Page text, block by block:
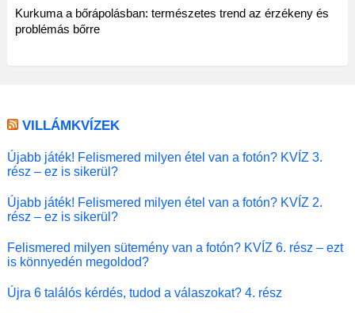
Kurkuma a bőrápolásban: természetes trend az érzékeny és
problémás bőrre
VILLÁMKVÍZEK
Újabb játék! Felismered milyen étel van a fotón? KVÍZ 3.
rész – ez is sikerül?
Újabb játék! Felismered milyen étel van a fotón? KVÍZ 2.
rész – ez is sikerül?
Felismered milyen sütemény van a fotón? KVÍZ 6. rész – ezt
is könnyedén megoldod?
Újra 6 találós kérdés, tudod a válaszokat? 4. rész